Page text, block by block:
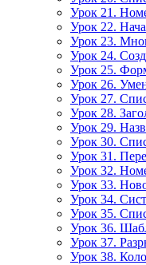
Урок 21.
Урок 22.
Урок 23.
Урок 24.
Урок 25.
Урок 26.
Урок 27.
Урок 28.
Урок 29.
Урок 30.
Урок 31.
Урок 32.
Урок 33.
Урок 34.
Урок 35.
Урок 36.
Урок 37.
Урок 38.